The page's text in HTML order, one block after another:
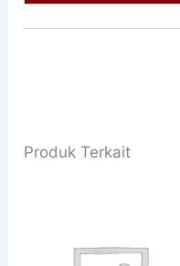
Produk Terkait